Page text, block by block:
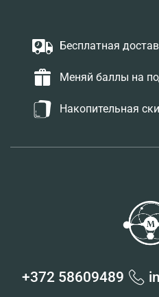
Бесплатная
Меняй баллы на
Накопительная
+372 58609489